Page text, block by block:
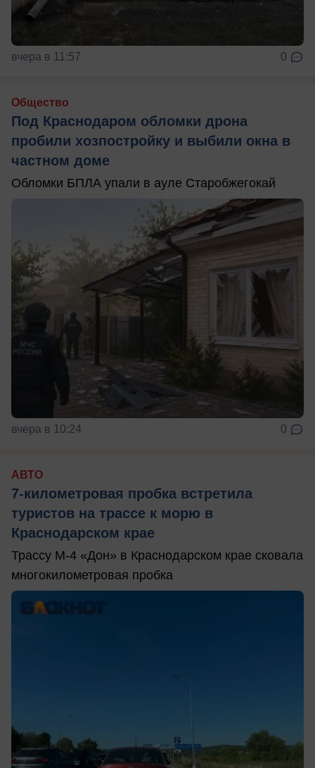
вчера в 11:57 0
Общество
Под Краснодаром обломки дрона
пробили хозпостройку и выбили окна в
частном доме
Обломки БПЛА упали в ауле Старобжегокай
вчера в 10:24 0
АВТО
7-километровая пробка встретила
туристов на трассе к морю в
Краснодарском крае
Трассу М-4 «Дон» в Краснодарском крае сковала
многокилометровая пробка